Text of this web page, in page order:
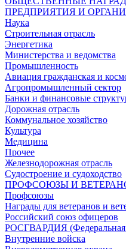
ПРЕДПРИЯТИЯ И
Наука
Строительная отрасль
Энергетика
Министерства и ведомства
Промышленность
Авиация гражданская и
Агропромышленный сектор
Банки и финансовые
Дорожная отрасль
Коммунальное хозяйство
Культура
Медицина
Прочее
Железнодорожная отрасль
Судостроение и судоходство
ПРОФСОЮЗЫ И
Профсоюзы
Награды для ветеранов и
Российский союз офицеров
РОСГВАРДИЯ (Федеральная
Внутренние войска